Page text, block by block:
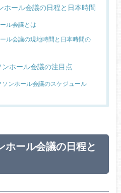
ホール会議の日程と日本時間
ル会議とは
ル会議の現地時間と日本時間の
ホール会議の注目点
ソンホール会議のスケジュール
ホール会議の日程と